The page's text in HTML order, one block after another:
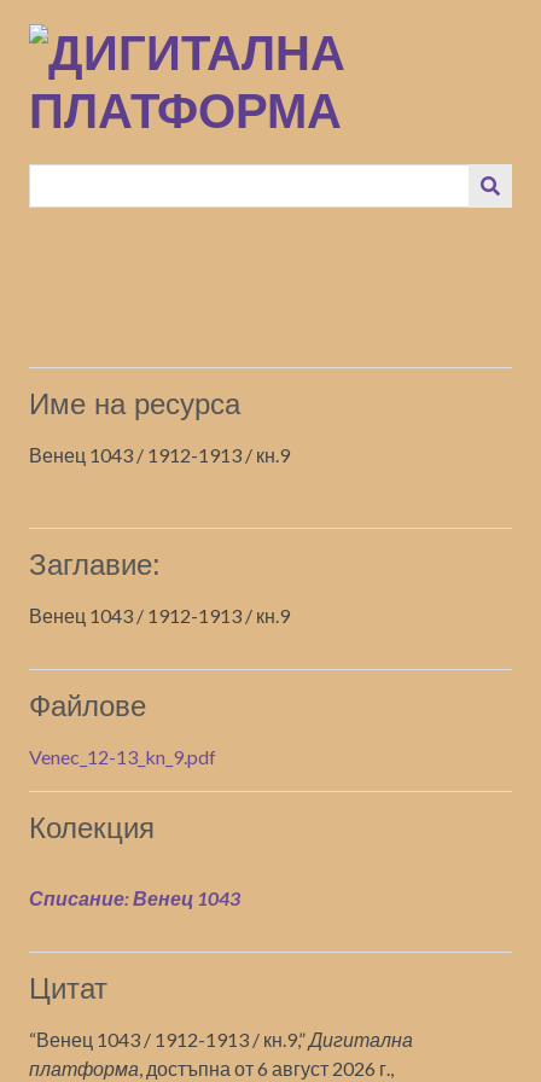
към
основното
съдържание
Име на ресурса
Венец 1043 / 1912-1913 / кн.9
Заглавие:
Венец 1043 / 1912-1913 / кн.9
Файлове
Venec_12-13_kn_9.pdf
Колекция
Списание: Венец 1043
Цитат
“Венец 1043 / 1912-1913 / кн.9,”Дигитална
платформа, достъпна от 6 август 2026 г.,